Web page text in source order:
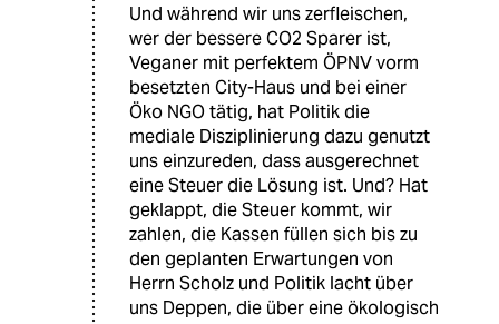
Und während wir uns zerfleischen,
wer der bessere CO2 Sparer ist,
Veganer mit perfektem ÖPNV vorm
besetzten City-Haus und bei einer
Öko NGO tätig, hat Politik die
mediale Disziplinierung dazu genutzt
uns einzureden, dass ausgerechnet
eine Steuer die Lösung ist. Und? Hat
geklappt, die Steuer kommt, wir
zahlen, die Kassen füllen sich bis zu
den geplanten Erwartungen von
Herrn Scholz und Politik lacht über
uns Deppen, die über eine ökologisch